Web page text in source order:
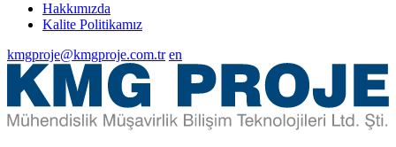
Hakkımızda
Kalite Politikamız
kmgproje@kmgproje.com.tr en